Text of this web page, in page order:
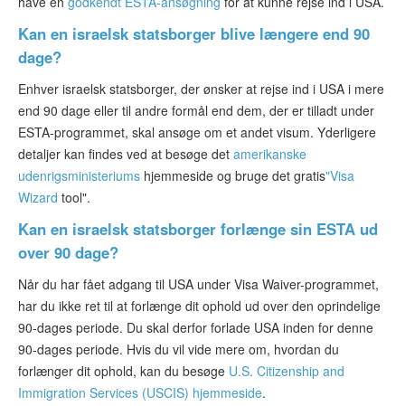
Kan en israelsk statsborger blive længere end 90
dage?
Enhver israelsk statsborger, der ønsker at rejse ind i USA i mere
end 90 dage eller til andre formål end dem, der er tilladt under
ESTA-programmet, skal ansøge om et andet visum. Yderligere
detaljer kan findes ved at besøge det amerikanske
udenrigsministeriums hjemmeside og bruge det gratis"Visa
Wizard tool".
Kan en israelsk statsborger forlænge sin ESTA ud
over 90 dage?
Når du har fået adgang til USA under Visa Waiver-programmet,
har du ikke ret til at forlænge dit ophold ud over den oprindelige
90-dages periode. Du skal derfor forlade USA inden for denne
90-dages periode. Hvis du vil vide mere om, hvordan du
forlænger dit ophold, kan du besøge U.S. Citizenship and
Immigration Services (USCIS) hjemmeside.